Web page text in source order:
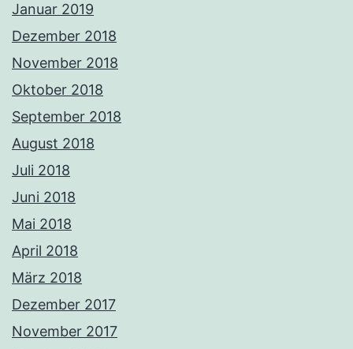
Januar 2019
Dezember 2018
November 2018
Oktober 2018
September 2018
August 2018
Juli 2018
Juni 2018
Mai 2018
April 2018
März 2018
Dezember 2017
November 2017